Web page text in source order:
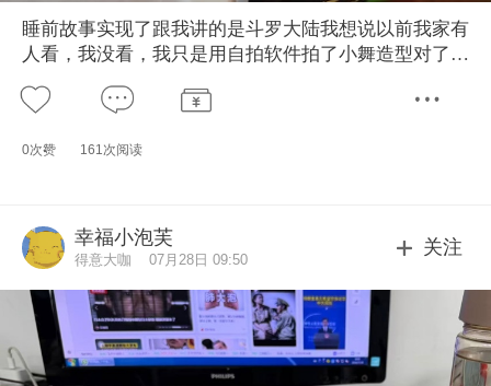
睡前故事实现了跟我讲的是斗罗大陆我想说以前我家有
人看，我没看，我只是用自拍软件拍了小舞造型对了，
0次赞 161次阅读
幸福小泡芙
得意大咖 07月28日 09:50
关注